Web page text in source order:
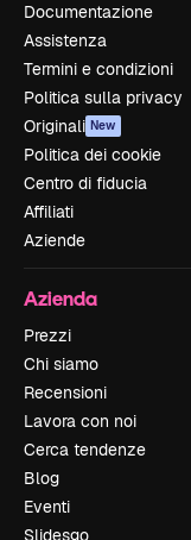
Documentazione
Assistenza
Termini e condizioni
Politica sulla privacy
Originali New
Politica dei cookie
Centro di fiducia
Affiliati
Aziende
Azienda
Prezzi
Chi siamo
Recensioni
Lavora con noi
Cerca tendenze
Blog
Eventi
Slidesgo